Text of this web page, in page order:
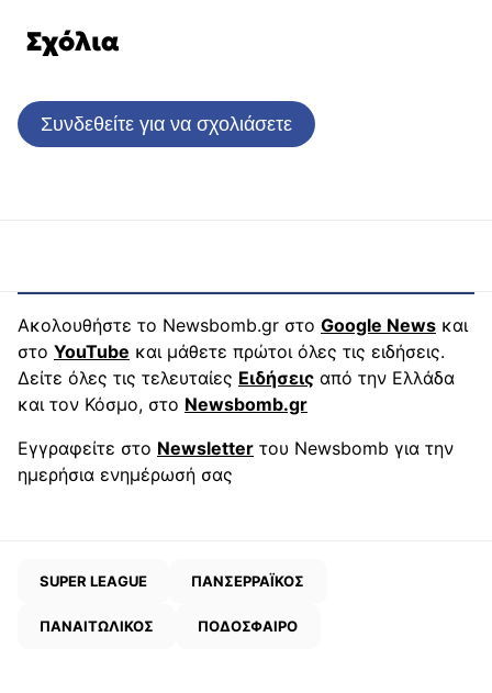
Σχόλια
Συνδεθείτε για να σχολιάσετε
Ακολουθήστε το Newsbomb.gr στο Google News και
στο YouTube και μάθετε πρώτοι όλες τις ειδήσεις.
Δείτε όλες τις τελευταίες Ειδήσεις από την Ελλάδα
και τον Κόσμο, στο Newsbomb.gr
Εγγραφείτε στο Newsletter του Newsbomb για την
ημερήσια ενημέρωσή σας
SUPER LEAGUE ΠΑΝΣΕΡΡΑΪΚΟΣ
ΠΑΝΑΙΤΩΛΙΚΟΣ ΠΟΔΟΣΦΑΙΡΟ